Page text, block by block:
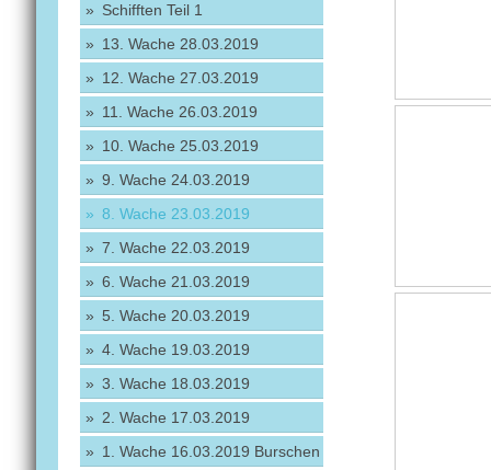
Schifften Teil 1
13. Wache 28.03.2019
12. Wache 27.03.2019
11. Wache 26.03.2019
10. Wache 25.03.2019
9. Wache 24.03.2019
8. Wache 23.03.2019
7. Wache 22.03.2019
6. Wache 21.03.2019
5. Wache 20.03.2019
4. Wache 19.03.2019
3. Wache 18.03.2019
2. Wache 17.03.2019
1. Wache 16.03.2019 Burschen